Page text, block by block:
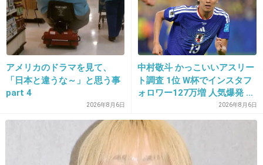
12. 匿名2018/01/08(月) 09:33:48
別に自由だけど
やっぱり見てて不快になるのよねー不思議と
-26
2018/01/08(月) 09:33:27
桑マンに勝てる人はいないと思う。
アメリカのドラマを見て、
「日本と違うな～」と思う事
part 4
2026年8月6日
中村敬斗 かっこいいアスリー
ト調査 1位 W杯でインスタフ
ォロワー127万増 人気爆発 …
2位 高橋藍 3位 大谷翔平2026年8月6日